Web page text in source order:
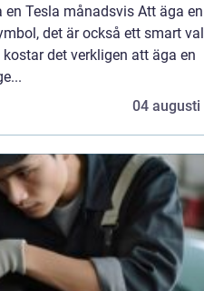
Tesla månadsvis Att äga en
det är också ett smart
det verkligen att äga en
04 augusti